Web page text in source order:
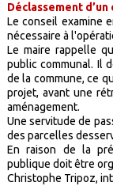
Déclassement
Le conseil examine
nécessaire à
Le maire rappelle
public communal. Il
de la commune, ce
projet, avant une
aménagement.
Une servitude de
des parcelles
En raison de la
publique doit être
Christophe Tripoz,